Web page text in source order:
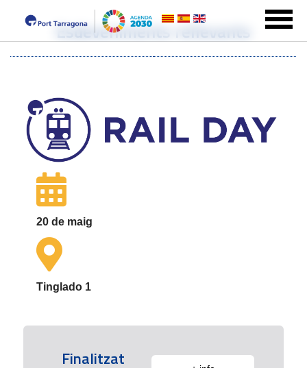
Esdeveniments rellevants
20 de maig
Tinglado 1
Finalitzat